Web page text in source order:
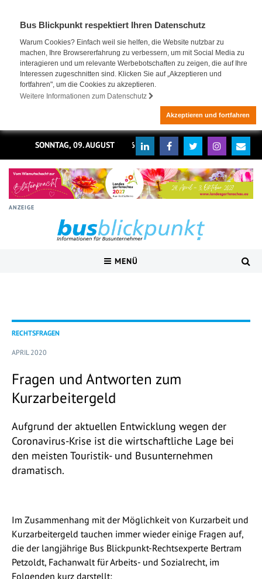
Bus Blickpunkt respektiert Ihren Datenschutz
Warum Cookies? Einfach weil sie helfen, die Website nutzbar zu
machen, Ihre Browsererfahrung zu verbessern, um mit Social Media zu
interagieren und um relevante Werbebotschaften zu zeigen, die auf Ihre
Interessen zugeschnitten sind. Klicken Sie auf „Akzeptieren und
fortfahren", um die Cookies zu akzeptieren.
Weitere Informationen zum Datenschutz
Akzeptieren und fortfahren
SONNTAG, 09. AUGUST 2026
ANZEIGE
MENÜ
RECHTSFRAGEN
APRIL 2020
Fragen und Antworten zum
Kurzarbeitergeld
Aufgrund der aktuellen Entwicklung wegen der
Coronavirus-Krise ist die wirtschaftliche Lage bei
den meisten Touristik- und Busunternehmen
dramatisch.
Im Zusammenhang mit der Möglichkeit von Kurzarbeit und
Kurzarbeitergeld tauchen immer wieder einige Fragen auf,
die der langjährige Bus Blickpunkt-Rechtsexperte Bertram
Petzoldt, Fachanwalt für Arbeits- und Sozialrecht, im
Folgenden kurz darstellt: